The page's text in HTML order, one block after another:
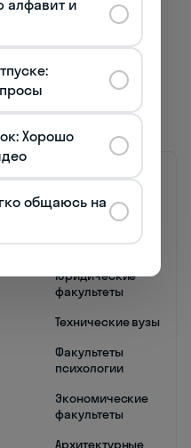
рисование) —
clase de arte. (Мы
искусства.)
и
применения
Факультеты
вузов
Юридические
факультеты
Технические вузы
Факультеты
психологии
Экономические
факультеты
Архитектурные
алфавит и
Хорошо
общаюсь на